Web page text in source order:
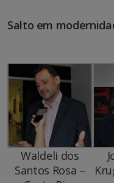
Salto em
Waldeli dos
Santos Rosa –